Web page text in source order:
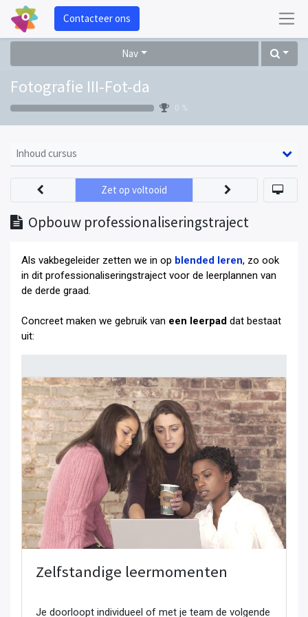
Contacteer ons
Nav
Fotografie III-Fot-da
0 %
Inhoud cursus
Opbouw professionaliseringstraject
Zet op voltooid
Als vakbegeleider zetten we in op blended leren, zo ook
in dit professionaliseringstraject voor de leerplannen van
de derde graad
Concreet maken we gebruik van een leerpad dat bestaat
uit:
Zelfstandige leermomenten
Je doorloopt individueel of met je team de volgende